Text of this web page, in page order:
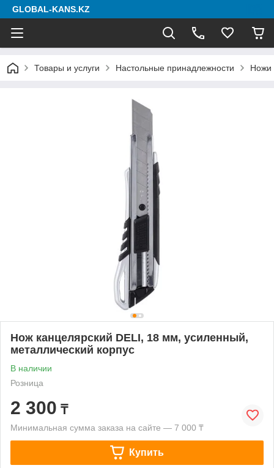
GLOBAL-KANS.KZ
Товары и услуги Настольные принадлежности Ножи
Нож канцелярский DELI, 18 мм, усиленный,
металлический корпус
В наличии
Розница
2 300 ₸
Минимальная сумма заказа на сайте — 7 000 ₸
Купить